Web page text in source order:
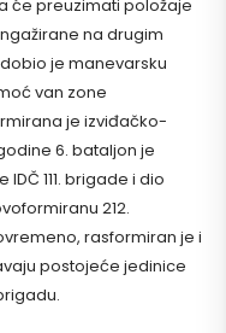
će preuzimati položaje
na drugim
je manevarsku
van zone
je izviđačko-
6. bataljon je
111. brigade i dio
212.
rasformiran je i
postojeće jedinice